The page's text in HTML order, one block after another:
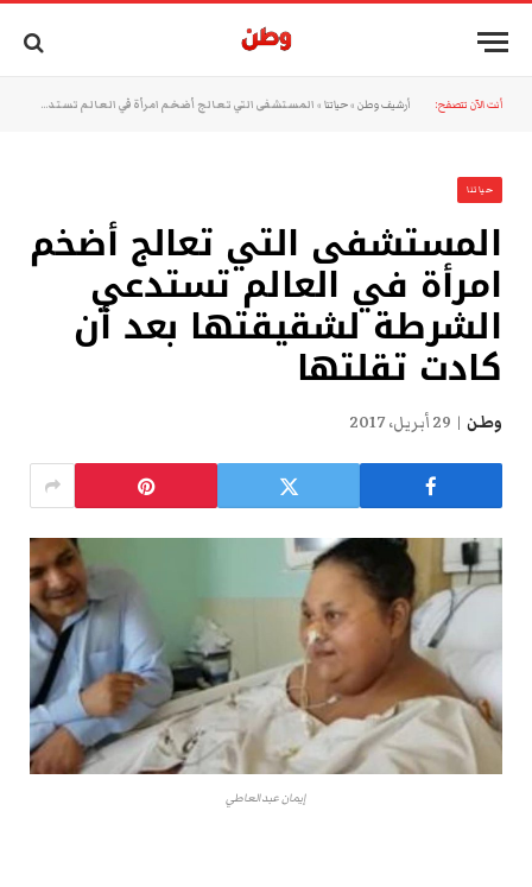
أنت الآن تتصفح: أرشيف وطن »حياتنا » المستشفى التي تعالج أضخم امرأة في العالم تستدعي الشرطة لشقيقتها بعد أن كادت تقلتها
حياتنا
المستشفى التي تعالج أضخم
امرأة في العالم تستدعي
الشرطة لشقيقتها بعد أن
كادت تقلتها
وطن 29 أبريل، 2017
إيمان عبدالعاطي